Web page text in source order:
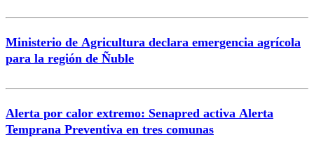
Ministerio de Agricultura declara emergencia agrícola
para la región de Ñuble
Alerta por calor extremo: Senapred activa Alerta
Temprana Preventiva en tres comunas